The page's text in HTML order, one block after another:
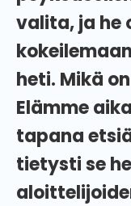
valita, ja he
heti. Mikä
Elämme
tapana
tietysti se